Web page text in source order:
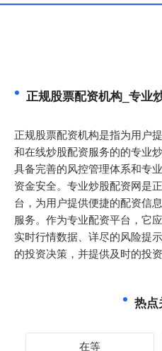
正规股票配资机构_专业
正规股票配资机构是指为用户
和在线炒股配资服务的的专业
具备完善的风控管理体系和专
资金安全。专业炒股配资网是
台，为用户提供便捷的配资信
服务。作为专业配资平台，它
实时行情数据、详尽的风险提
的投资决策，并提供及时的投
热点
在等